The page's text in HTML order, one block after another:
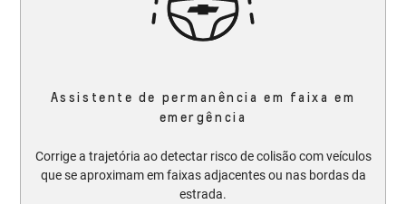
Assistente de permanência em faixa em
emergência
Corrige a trajetória ao detectar risco de colisão com veículos
que se aproximam em faixas adjacentes ou nas bordas da
estrada.